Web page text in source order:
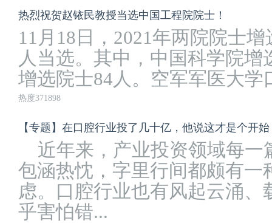
热烈祝贺赵铱民教授当选中国工程院院士！
11月18日，2021年两院院士
人当选。其中，中国科学院
增选院士84人。空军军医大
热度371898
【专题】在口腔行业投了几十亿，他说这才是个开
近年来，产业投资领域每一
包涵热忱，字里行间都颇有一
虑。口腔行业也有风起云涌
乎害怕错...